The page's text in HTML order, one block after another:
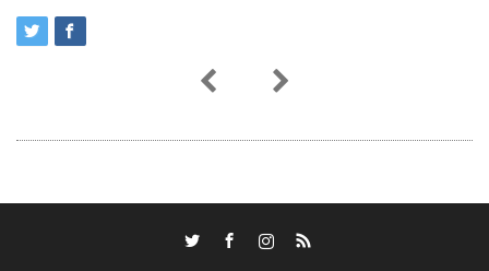
InstagramRSS